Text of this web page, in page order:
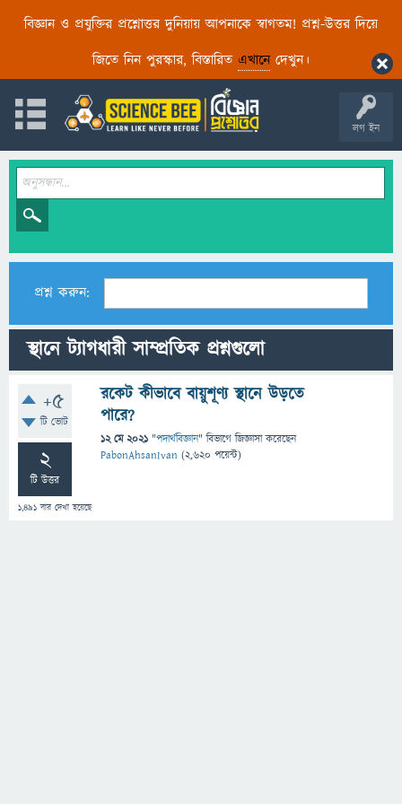
বিজ্ঞান ও প্রযুক্তির প্রশ্নোত্তর দুনিয়ায় আপনাকে স্বাগতম! প্রশ্ন-উত্তর দিয়ে
জিতে নিন পুরস্কার, বিস্তারিত এখানেদেখুন।
লগ ইন
প্রশ্ন করুন:
স্থানে ট্যাগধারী সাম্প্রতিক প্রশ্নগুলো
+5
টি ভোট
2
টি উত্তর
1,491 বার দেখা হয়েছে
রকেট কীভাবে বায়ুশূণ্য স্থানে উড়তে
পারে?
12 মে 2021 "পদার্থবিজ্ঞান" বিভাগে জিজ্ঞাসাকরেছেন
PabonAhsanIvan (2,620 পয়েন্ট)